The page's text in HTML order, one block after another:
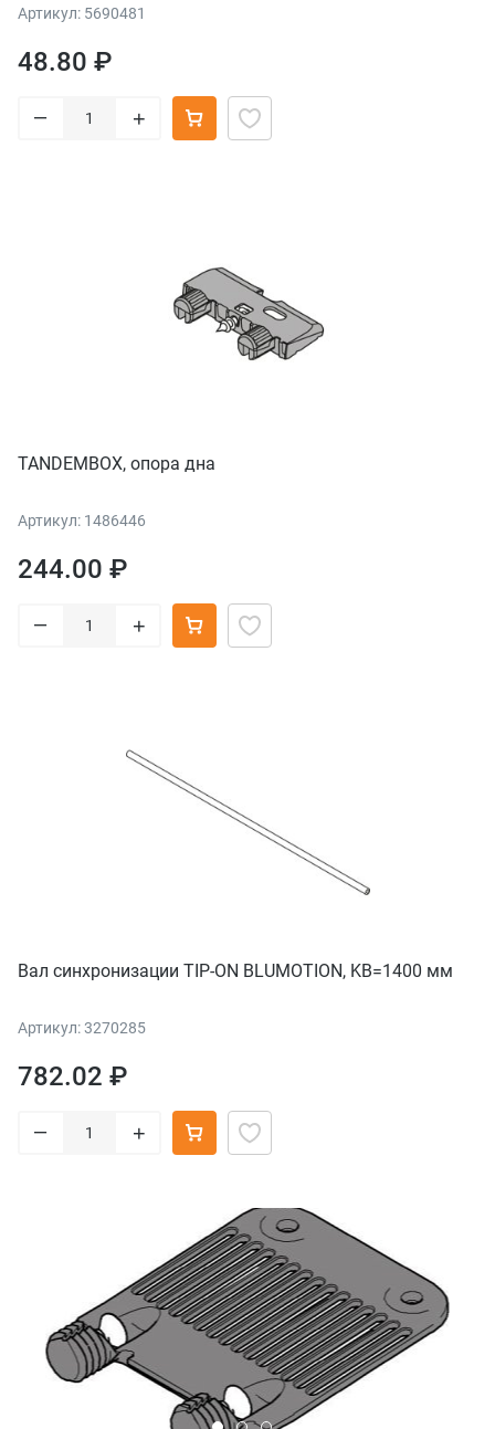
Артикул: 5690481
48.80 ₽
– +
TANDEMBOX, опора дна
Артикул: 1486446
244.00 ₽
– +
Вал синхронизации TIP-ON BLUMOTION, KB=1400 мм
Артикул: 3270285
782.02 ₽
– +